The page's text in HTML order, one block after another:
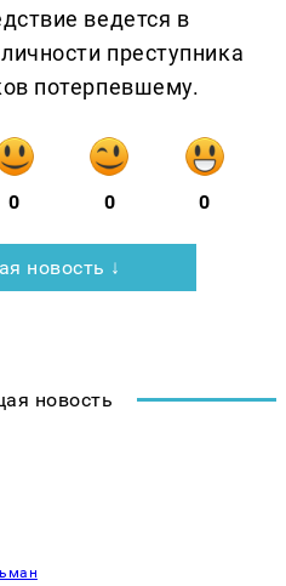
ведется в
преступника
потерпевшему.
0 0 0
новость ↓
новость